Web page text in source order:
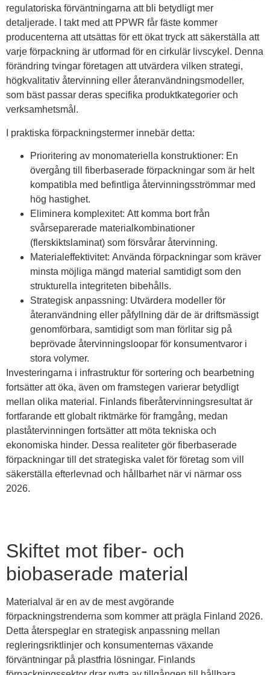
regulatoriska förväntningarna att bli betydligt mer
detaljerade. I takt med att PPWR får fäste kommer
producenterna att utsättas för ett ökat tryck att säkerställa att
varje förpackning är utformad för en cirkulär livscykel. Denna
förändring tvingar företagen att utvärdera vilken strategi,
högkvalitativ återvinning eller återanvändningsmodeller,
som bäst passar deras specifika produktkategorier och
verksamhetsmål.
I praktiska förpackningstermer innebär detta:
Prioritering av monomateriella konstruktioner: En
övergång till fiberbaserade förpackningar som är helt
kompatibla med befintliga återvinningsströmmar med
hög hastighet.
Eliminera komplexitet: Att komma bort från
svårseparerade materialkombinationer
(flerskiktslaminat) som försvårar återvinning.
Materialeffektivitet: Använda förpackningar som kräver
minsta möjliga mängd material samtidigt som den
strukturella integriteten bibehålls.
Strategisk anpassning: Utvärdera modeller för
återanvändning eller påfyllning där de är driftsmässigt
genomförbara, samtidigt som man förlitar sig på
beprövade återvinningsloopar för konsumentvaror i
stora volymer.
Investeringarna i infrastruktur för sortering och bearbetning
fortsätter att öka, även om framstegen varierar betydligt
mellan olika material. Finlands fiberåtervinningsresultat är
fortfarande ett globalt riktmärke för framgång, medan
plaståtervinningen fortsätter att möta tekniska och
ekonomiska hinder. Dessa realiteter gör fiberbaserade
förpackningar till det strategiska valet för företag som vill
säkerställa efterlevnad och hållbarhet när vi närmar oss
2026.
Skiftet mot fiber- och
biobaserade material
Materialval är en av de mest avgörande
förpackningstrenderna som kommer att prägla Finland 2026.
Detta återspeglar en strategisk anpassning mellan
regleringsriktlinjer och konsumenternas växande
förväntningar på plastfria lösningar. Finlands